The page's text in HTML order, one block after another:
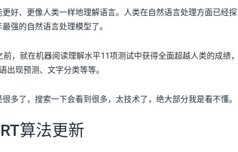
好、更像人类一样地理解语言。人类在自然语言处理方面已经探
强的自然语言处理模型了。
，就在机器阅读理解水平11项测试中获得全面超越人类的成绩，
出现预测、文字分类等等。
多了，搜索一下会看到很多，太技术了，绝大部分我是看不懂。
算法更新